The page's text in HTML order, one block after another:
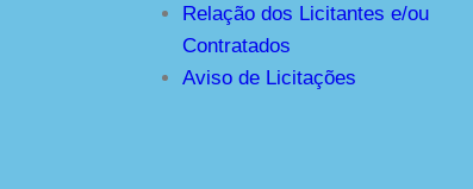
Relação dos Licitantes e/ou
Contratados
Aviso de Licitações